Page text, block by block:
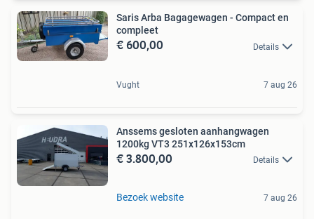
Saris Arba Bagagewagen - Compact en
compleet
€ 600,00 Details
Vught 7 aug 26
Anssems gesloten aanhangwagen
1200kg VT3 251x126x153cm
€ 3.800,00 Details
Bezoek website 7 aug 26